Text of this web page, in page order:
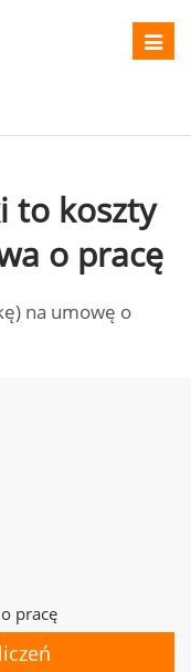
to koszty
o pracę
na umowę o
pracę